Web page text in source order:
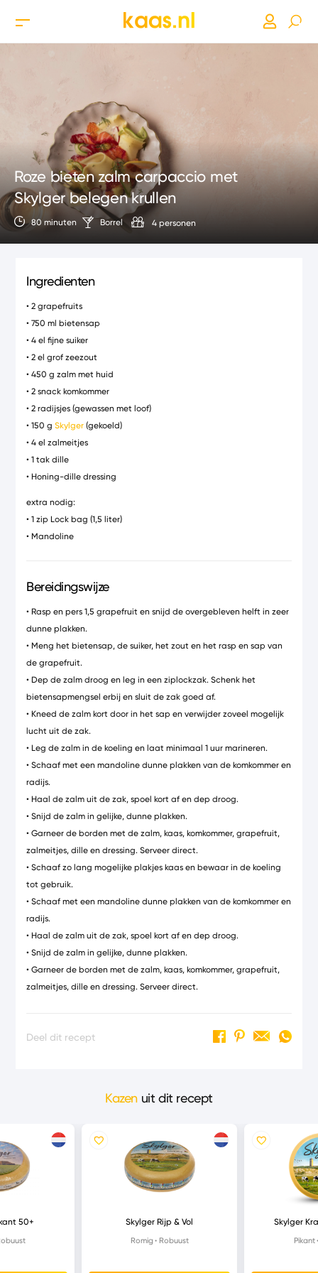
Roze bieten zalm carpaccio met
Skylger belegen krullen
80 minuten Borrel 4 personen
Ingredienten
• 2 grapefruits
• 750 ml bietensap
• 4 el fijne suiker
• 2 el grof zeezout
• 450 g zalm met huid
• 2 snack komkommer
• 2 radijsjes (gewassen met loof)
• 150 gSkylger (gekoeld)
• 4 el zalmeitjes
• 1 tak dille
• Honing-dille dressing
extra nodig:
• 1 zip Lock bag (1,5 liter)
• Mandoline
Bereidingswijze
• Rasp en pers 1,5 grapefruit en snijd de overgebleven helft in zeer
dunne plakken.
• Meng het bietensap, de suiker, het zout en het rasp en sap van
de grapefruit.
• Dep de zalm droog en leg in een ziplockzak. Schenk het
bietensapmengsel erbij en sluit de zak goed af.
• Kneed de zalm kort door in het sap en verwijder zoveel mogelijk
lucht uit de zak.
• Leg de zalm in de koeling en laat minimaal 1 uur marineren.
• Schaaf met een mandoline dunne plakken van de komkommer en
radijs.
• Haal de zalm uit de zak, spoel kort af en dep droog.
• Snijd de zalm in gelijke, dunne plakken.
• Garneer de borden met de zalm, kaas, komkommer, grapefruit,
zalmeitjes, dille en dressing. Serveer direct.
• Schaaf zo lang mogelijke plakjes kaas en bewaar in de koeling
tot gebruik.
• Schaaf met een mandoline dunne plakken van de komkommer en
radijs.
• Haal de zalm uit de zak, spoel kort af en dep droog.
• Snijd de zalm in gelijke, dunne plakken.
• Garneer de borden met de zalm, kaas, komkommer, grapefruit,
zalmeitjes, dille en dressing. Serveer direct.
Deel dit recept
Kazen uit dit recept
50+ Skylger Rijp & Vol
Romig Robuust
Skylger
Pikant